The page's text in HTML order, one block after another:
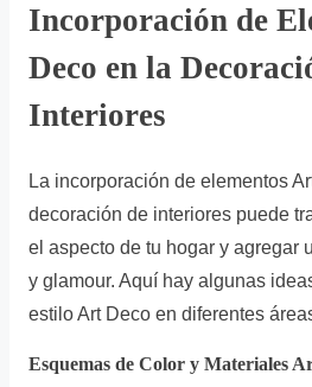
Incorporación de
Deco en la
Interiores
La incorporación de elementos
decoración de interiores puede
el aspecto de tu hogar y agregar
y glamour. Aquí hay algunas
estilo Art Deco en diferentes
Esquemas de Color y Materiales